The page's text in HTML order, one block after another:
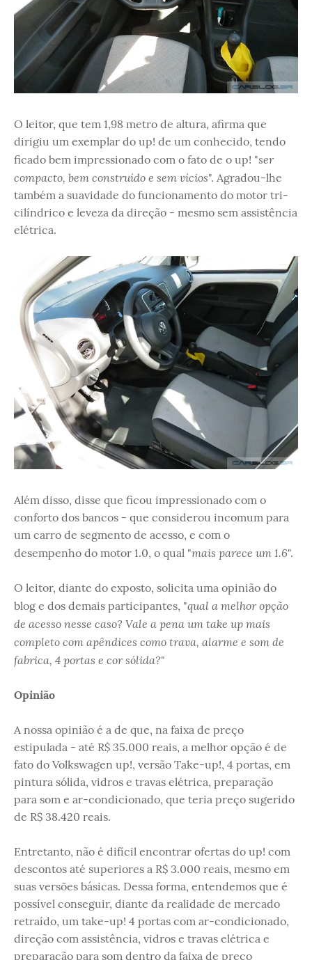
O leitor, que tem 1,98 metro de altura, afirma que
dirigiu um exemplar do up! de um conhecido, tendo
ficado bem impressionado com o fato de o up! "ser
compacto, bem construído e sem vícios". Agradou-lhe
também a suavidade do funcionamento do motor tri-
cilíndrico e leveza da direção - mesmo sem assistência
elétrica.
Além disso, disse que ficou impressionado com o
conforto dos bancos - que considerou incomum para
um carro de segmento de acesso, e com o
desempenho do motor 1.0, o qual "mais parece um 1.6".
O leitor, diante do exposto, solicita uma opinião do
blog e dos demais participantes, "qual a melhor opção
de acesso nesse caso? Vale a pena um take up mais
completo com apêndices como trava, alarme e som de
fabrica, 4 portas e cor sólida?"
Opinião
A nossa opinião é a de que, na faixa de preço
estipulada - até R$ 35.000 reais, a melhor opção é de
fato do Volkswagen up!, versão Take-up!, 4 portas, em
pintura sólida, vidros e travas elétrica, preparação
para som e ar-condicionado, que teria preço sugerido
de R$ 38.420 reais.
Entretanto, não é difícil encontrar ofertas do up! com
descontos até superiores a R$ 3.000 reais, mesmo em
suas versões básicas. Dessa forma, entendemos que é
possível conseguir, diante da realidade de mercado
retraído, um take-up! 4 portas com ar-condicionado,
direção com assistência, vidros e travas elétrica e
preparação para som dentro da faixa de preço